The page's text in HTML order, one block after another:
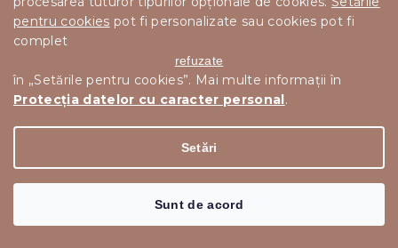
pentru cookies pot fi personalizate sau cookies pot fi
complet
refuzate
în „Setările pentru cookies”. Mai multe informații în
Protecția datelor cu caracter personal.
Setări
Sunt de acord
83 lei